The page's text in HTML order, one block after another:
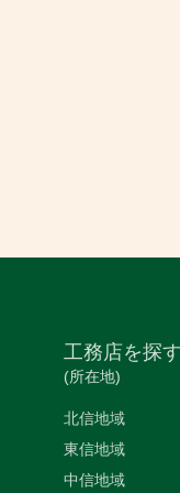
工務店を探
(所在地)
北信地域
東信地域
中信地域